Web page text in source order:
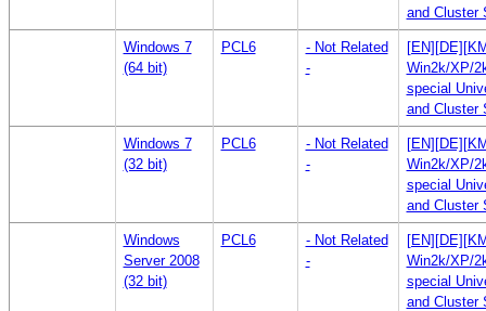
and Cluster
Windows 7
(64 bit)
PCL6
- Not Related
-
Win2k/XP/
special
and Cluster
Windows 7
(32 bit)
PCL6
- Not Related
-
Win2k/XP/
special
and Cluster
Windows
Server 2008
(32 bit)
PCL6
- Not Related
-
Win2k/XP/
special
and Cluster